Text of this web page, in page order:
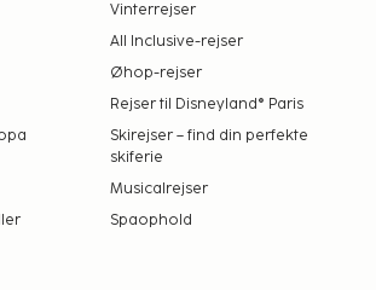
Vinterrejser
All Inclusive-rejser
Øhop-rejser
Rejser til Disneyland® Paris
Skirejser – find din perfekte
skiferie
Musicalrejser
Spaophold